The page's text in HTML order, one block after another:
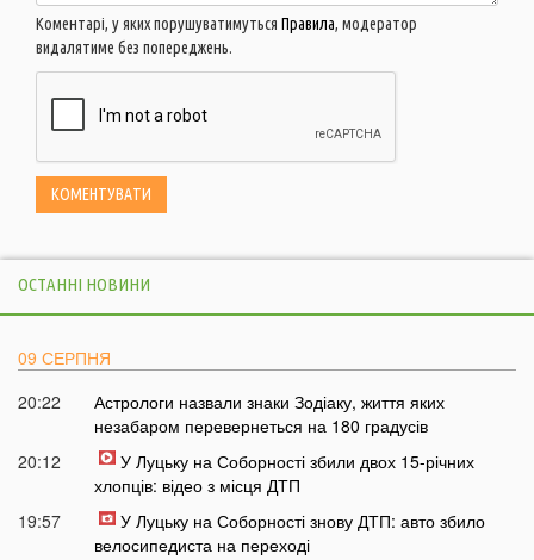
Коментарі, у яких порушуватимуться Правила, модератор
видалятиме без попереджень.
ОСТАННІ НОВИНИ
09 СЕРПНЯ
20:22
Астрологи назвали знаки Зодіаку, життя яких
незабаром перевернеться на 180 градусів
20:12
У Луцьку на Соборності збили двох 15-річних
хлопців: відео з місця ДТП
19:57
У Луцьку на Соборності знову ДТП: авто збило
велосипедиста на переході